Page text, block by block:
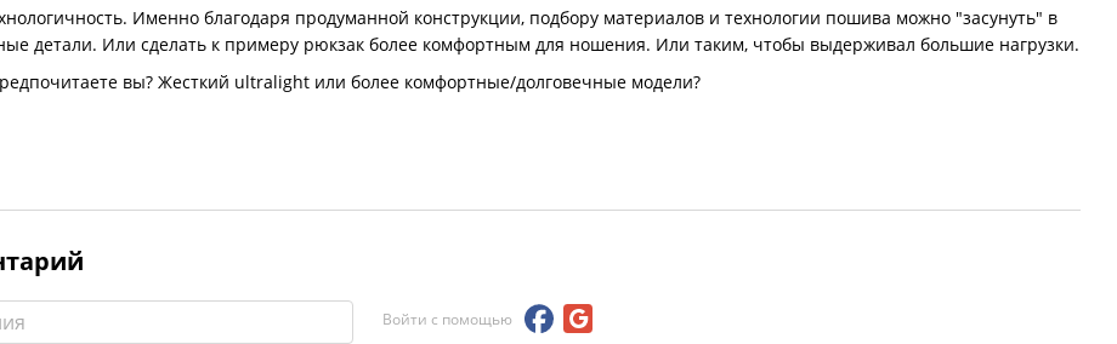
Именно благодаря продуманной конструкции, подбору материалов и технологии пошива можно "засунуть" в
детали. Или сделать к примеру рюкзак более комфортным для ношения. Или таким, чтобы выдерживал большие нагрузки.
вы? Жесткий ultralight или более комфортные/долговечные модели?
Войти с помощью